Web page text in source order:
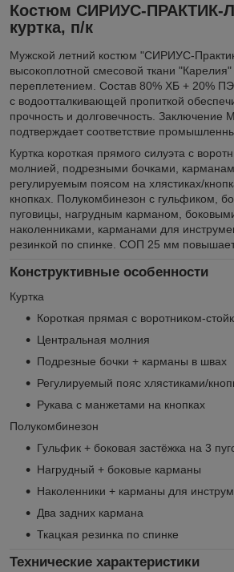
Костюм СИРИУС-
куртка, п/к
Мужской летний костюм "СИРИУС-
высокоплотной смесовой ткани
переплетением. Состав 80% ХБ + 20%
с водоотталкивающей пропиткой
прочность и долговечность. Заключение
подтверждает соответствие
Куртка короткая прямого силуэта с
молнией, подрезными бочками,
регулируемым поясом на хлястиках/
кнопках. Полукомбинезон с гульфиком,
пуговицы, нагрудным карманом,
наколенниками, карманами для
резинкой по спинке. СОП 25 мм
Конструктивные особенности
Куртка
Короткая прямая с воротником-
Центральная молния
Подрезные бочки + карманы в швах
Регулируемый пояс хлястиками/
Рукава с манжетами на кнопках
Полукомбинезон
Гульфик + боковая застёжка на 3
Нагрудный + боковые карманы
Наколенники + карманы для
Два задних кармана
Ткацкая резинка по спинке
Технические характеристики